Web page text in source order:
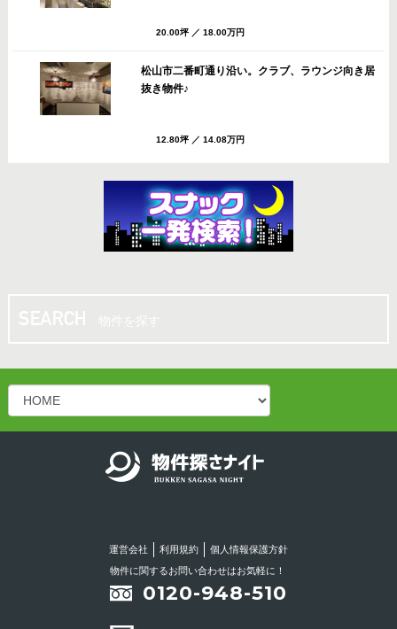
20.00坪 ／ 18.00万円
松山市二番町通り沿い。クラブ、ラウンジ向き居
抜き物件♪
12.80坪 ／ 14.08万円
松山市 八坂通りすぐのバー・スナック向き居抜
き店舗！共益費・ごみ処理費サービス！！
10.00坪 ／ 13.20万円
15.00坪 ／ 14.30万円
16.50坪 ／ 18.15万円
運営会社 利用規約
個人情報保護方針
物件に関するお問い合わせはお気軽に！
0120-948-510